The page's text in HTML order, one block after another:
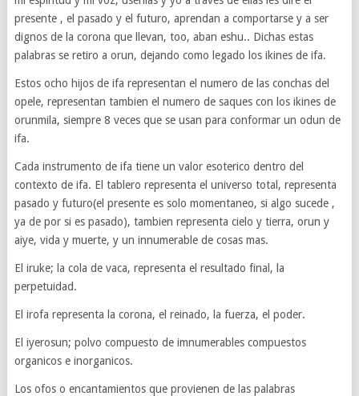
presente , el pasado y el futuro, aprendan a comportarse y a ser
dignos de la corona que llevan, too, aban eshu.. Dichas estas
palabras se retiro a orun, dejando como legado los ikines de ifa.
Estos ocho hijos de ifa representan el numero de las conchas del
opele, representan tambien el numero de saques con los ikines de
orunmila, siempre 8 veces que se usan para conformar un odun de
ifa.
Cada instrumento de ifa tiene un valor esoterico dentro del
contexto de ifa. El tablero representa el universo total, representa
pasado y futuro(el presente es solo momentaneo, si algo sucede ,
ya de por si es pasado), tambien representa cielo y tierra, orun y
aiye, vida y muerte, y un innumerable de cosas mas.
El iruke; la cola de vaca, representa el resultado final, la
perpetuidad.
El irofa representa la corona, el reinado, la fuerza, el poder.
El iyerosun; polvo compuesto de imnumerables compuestos
organicos e inorganicos.
Los ofos o encantamientos que provienen de las palabras